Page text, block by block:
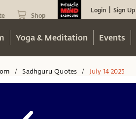
Shop
Login Sign Up
Yoga & Meditation Events
/ Sadhguru Quotes / July 14 2025